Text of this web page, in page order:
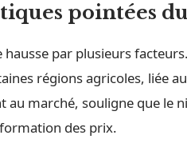
pointées
par plusieurs
régions agricoles, liée
marché, souligne que le
des prix.